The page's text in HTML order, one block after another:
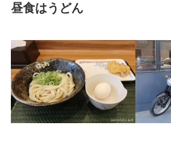
昼食はうどん